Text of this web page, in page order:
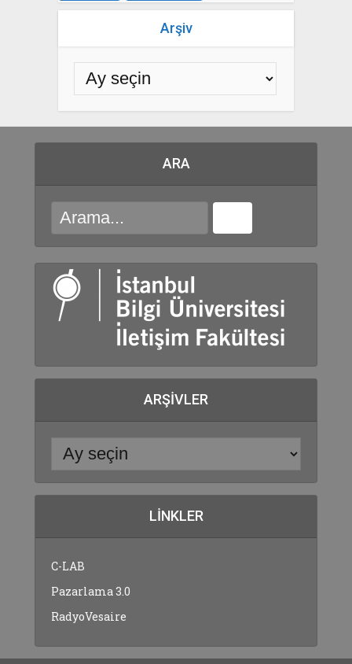
Arşiv
ARA
ARŞIVLER
LINKLER
C-LAB
Pazarlama 3.0
RadyoVesaire